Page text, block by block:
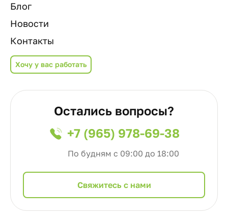
Блог
Новости
Контакты
Хочу у вас работать
Остались вопросы?
+7 (965) 978-69-38
По будням с 09:00 до 18:00
Cвяжитесь с нами